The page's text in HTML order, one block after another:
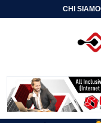
CHI SIAMO